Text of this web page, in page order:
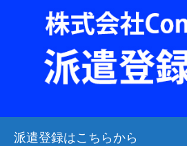
派遣登録はこちらから